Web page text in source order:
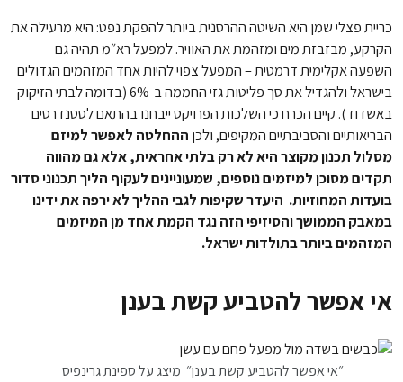
כריית פצלי שמן היא השיטה ההרסנית ביותר להפקת נפט: היא מרעילה את
הקרקע, מבזבזת מים ומזהמת את האוויר. למפעל רא״מ תהיה גם
השפעה אקלימית דרמטית – המפעל צפוי להיות אחד המזהמים הגדולים
בישראל ולהגדיל את סך פליטות גזי החממה ב-6% (בדומה לבתי הזיקוק
באשדוד). קיים הכרח כי השלכות הפרויקט ייבחנו בהתאם לסטנדרטים
הבריאותיים והסביבתיים המקיפים, ולכן ההחלטה לאפשר למיזם
מסלול תכנון מקוצר היא לא רק בלתי אחראית, אלא גם מהווה
תקדים מסוכן למיזמים נוספים, שמעוניינים לעקוף הליך תכנוני סדור
בועדות המחוזיות. היעדר שקיפות לגבי ההליך לא ירפה את ידינו
במאבק הממושך והסיזיפי הזה נגד הקמת אחד מן המיזמים
המזהמים ביותר בתולדות ישראל.
אי אפשר להטביע קשת בענן
״אי אפשר להטביע קשת בענן״ מיצג על ספינת גרינפיס